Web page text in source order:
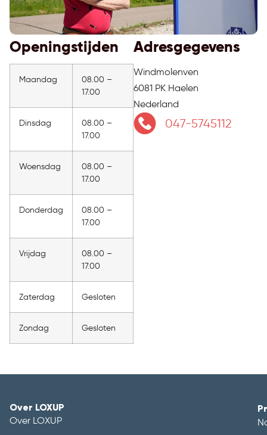
Openingstijden
Maandag
08.00 –
17.00
Dinsdag
08.00 –
17.00
Woensdag
08.00 –
17.00
Donderdag
08.00 –
17.00
Vrijdag
08.00 –
17.00
Zaterdag Gesloten
Zondag Gesloten
Adresgegevens
Windmolenven
6081 PK Haelen
Nederland
047-5745112
Over LOXUP
Over LOXUP